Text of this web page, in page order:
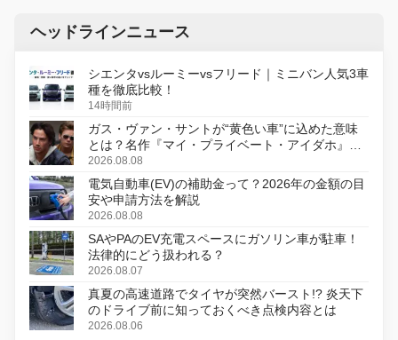
ヘッドラインニュース
シエンタvsルーミーvsフリード｜ミニバン人気3車
種を徹底比較！
14時間前
ガス・ヴァン・サントが“黄色い車”に込めた意味
とは？名作『マイ・プライベート・アイダホ』が
初のデジタルリマスター版で復活
2026.08.08
電気自動車(EV)の補助金って？2026年の金額の目
安や申請方法を解説
2026.08.08
SAやPAのEV充電スペースにガソリン車が駐車！
法律的にどう扱われる？
2026.08.07
真夏の高速道路でタイヤが突然バースト!? 炎天下
のドライブ前に知っておくべき点検内容とは
2026.08.06